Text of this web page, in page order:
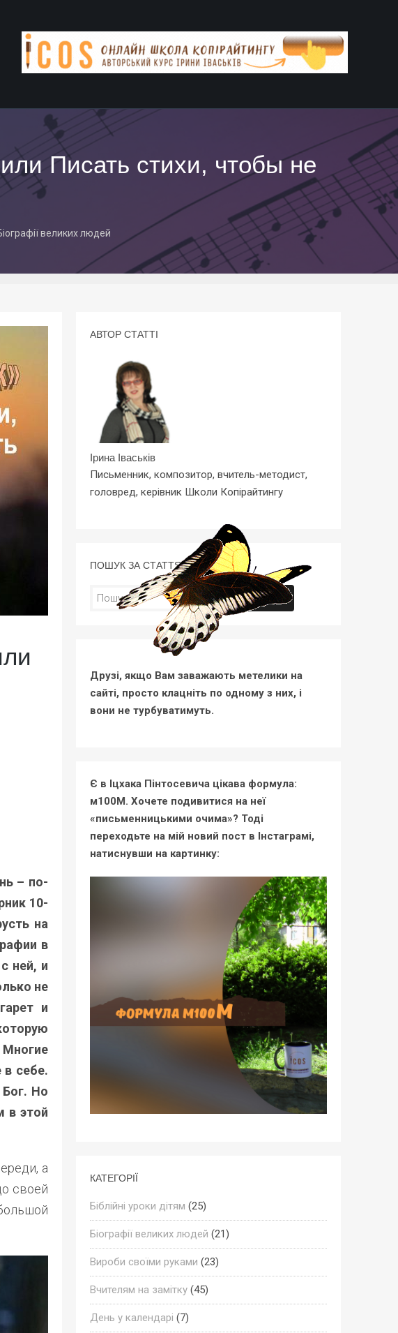
Писать стихи, чтобы не
великих людей
– по-
10-
на
в
ней, и
не
и
в себе.
Но
в этой
а
своей
АВТОР СТАТТІ
Ірина Іваськів
Письменник, композитор, вчитель-методист,
головред, керівник Школи Копірайтингу
ПОШУК ЗА СТАТТЯМИ
Пошук:
Друзі, якщо Вам заважають метелики на
сайті, просто клацніть по одному з них, і
вони не турбуватимуть.
Є в Іцхака Пінтосевича цікава формула:
м100М. Хочете подивитися на неї
«письменницькими очима»? Тоді
переходьте на мій новий пост в Інстаграмі,
натиснувши на картинку:
КАТЕГОРІЇ
Біблійні уроки дітям (25)
Біографії великих людей (21)
Вироби своїми руками (23)
Вчителям на замітку(45)
День у календарі (7)